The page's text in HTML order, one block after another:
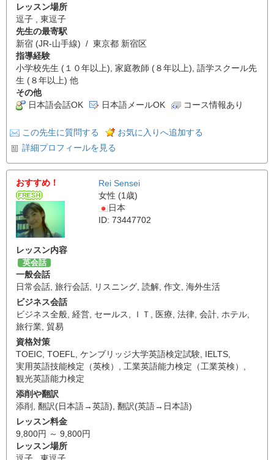
レッスン場所
逗子 , 東逗子
先生の最寄駅
新宿 (JR-山手線) / 東京都 新宿区
指導経験
小学校先生 (１０年以上), 家庭教師 (８年以上), 語学スクール先
生 (８年以上) 他
その他
日本語会話OK
日本語メールOK コース情報あり
この先生に質問する
お気に入りへ追加する
詳細プロフィールを見る
おすすめ！
Rei Sensei
女性 (1歳)
日本
ID: 73447702
レッスン内容
英会話
一般会話
日常会話 旅行会話 リスニング 読解 作文 海外生活
ビジネス会話
ビジネス全般 経営 セールス ＩＴ 医療 法律 会計 ホテル
旅行業 貿易
資格対策
TOEIC TOEFL ケンブリッジ大学英語検定試験 IELTS
実用英語技能検定（英検）
工業英語能力検定（工業英検）
観光英語能力検定
添削や翻訳
添削
翻訳(日本語→英語) 翻訳(英語→日本語)
レッスン料金
9,800円 ～ 9,800円
レッスン場所
逗子 , 東逗子